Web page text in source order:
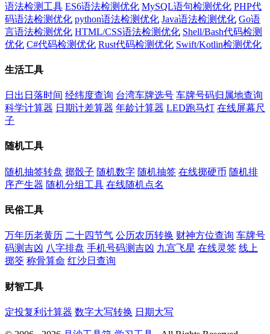
语法检测工具 ES6语法检测优化 MySQL语句检测优化 PHP代
码语法检测优化 python语法检测优化 Java语法检测优化 Go语
言语法检测优化 HTML/CSS语法检测优化 Shell/Bash代码检测
优化 C#代码检测优化 Rust代码检测优化 Swift/Kotlin检测优化
生活工具
日出日落时间 经纬度查询 台湾车牌选号 车牌号码归属地查询
科学计算器 日期计差算器 年龄计算器 LED跑马灯 在线屏幕尺
子
随机工具
随机抽签转盘 掷骰子 随机数字 随机抽签 在线掷硬币 随机排
序产生器 随机分组工具 在线随机点名
民俗工具
万年历老黄历 二十四节气 公历农历转换 财神方位查询 车牌号
码测吉凶 八字排盘 手机号码测吉凶 九宫飞星 在线灵签 线上
掷筊 称骨算命 红沙日查询
财智工具
定投复利计算器 数字大写转换 日期大写